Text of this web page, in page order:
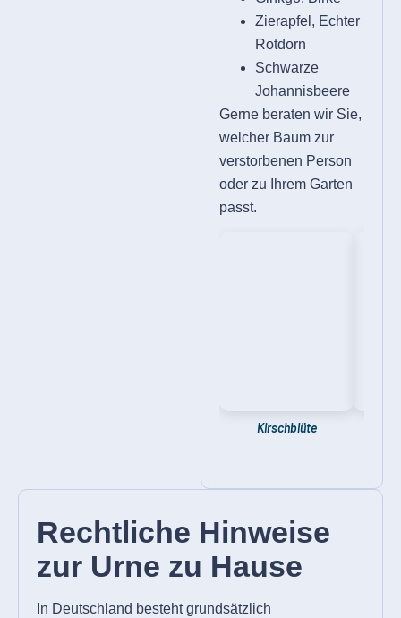
Zierapfel, Echter
Rotdorn
Schwarze
Johannisbeere
Gerne beraten wir Sie,
welcher Baum zur
verstorbenen Person
oder zu Ihrem Garten
passt.
Kirschblüte
Rechtliche Hinweise
zur Urne zu Hause
In Deutschland besteht grundsätzlich